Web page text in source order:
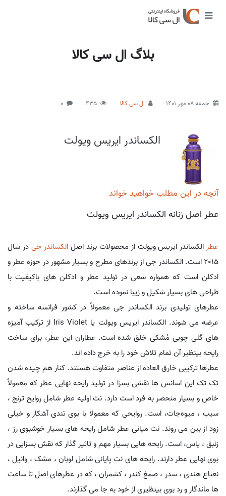
بلاگ ال سی کالا
جمعه 08 مهر 1401 ال سی کالا 435
0
الکساندر ایریس ویولت
آنچه در این مطلب خواهید خواند
عطر اصل زنانه الکساندر ایریس ویولت
عطر الکساندر ایریس ویولت از محصولات برند اصل الکساندر جی در سال
2015 است. الکساندر جی از برندهای مطرح و بسیار مشهور در حوزه عطر و
ادکلن است که همواره سعی در تولید عطر و ادکلن های باکیفیت با
طراحی های بسیار شکیل و زیبا نموده است.
عطرهای تولیدی برند الکساندر جی معمولاً در کشور فرانسه ساخته و
عرضه می شوند. الکساندر ایریس ویولت یا Iris Violet از ترکیب آمیزه
های گلی چوبی مُشکی خلق شده است. عطاران این عطر، برای ساخت
رایحه بینظیر آن تمام تلاش خود را به خرج داده اند.
عطرها ترکیبی خارق العاده از عناصر متفاوت هستند. کنار هم چیده شدن
تک تک این اسانس ها نقشی بسزا در تولید رایحه نهایی عطر که معمولاً
خاص و بسیار منحصر به فرد است دارد. نت اولیه عطر شامل روایح ترنج ،
سیب ، میوه‌جات، است. روایحی که معمولا با بوی تندی آشکار و خیلی
زود از بین می روند. نت میانی عطر شامل رایحه های بسیار خوشبوی رز ،
زنبق ، یاس، است. رایحه هایی بسیار مهم و تاثیر گذار که نقش بسزایی در
بوی نهایی عطر دارند. رایحه های نت پایانی شامل لوبان ، مشک ، وانیل ،
نعناع هندی ، سدر ، صمغ کندر ، کشمران ، که در عطرهای اصل تا ساعت
ها ماندگار و رد بوی بینظیری از خود به جا می گذارند.